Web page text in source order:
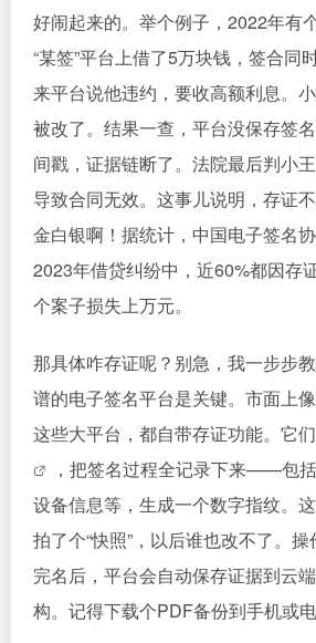
好闹起来的。举个例子，2022年有
“某签”平台上借了5万块钱，签合同
来平台说他违约，要收高额利息。
被改了。结果一查，平台没保存签
间戳，证据链断了。法院最后判小
导致合同无效。这事儿说明，存证
金白银啊！据统计，中国电子签名
2023年借贷纠纷中，近60%都因存
个案子损失上万元。
那具体咋存证呢？别急，我一步步
谱的电子签名平台是关键。市面上像
这些大平台，都自带存证功能。它
，把签名过程全记录下来——包括
设备信息等，生成一个数字指纹。
拍了个“快照”，以后谁也改不了。
完名后，平台会自动保存证据到云
构。记得下载个PDF备份到手机或